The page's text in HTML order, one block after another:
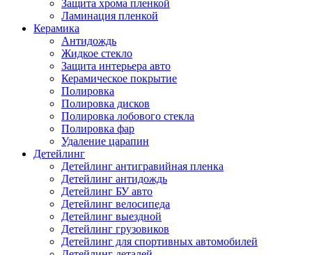
Защита хрома пленкой
Ламинация пленкой
Керамика
Антидождь
Жидкое стекло
Защита интерьера авто
Керамическое покрытие
Полировка
Полировка дисков
Полировка лобового стекла
Полировка фар
Удаление царапин
Детейлинг
Детейлинг антигравийная пленка
Детейлинг антидождь
Детейлинг БУ авто
Детейлинг велосипеда
Детейлинг выездной
Детейлинг грузовиков
Детейлинг для спортивных автомобилей